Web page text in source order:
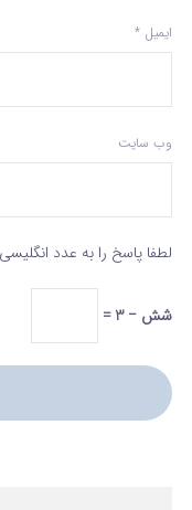
ایمیل *
وب‌ سایت
لطفا پاسخ را به عدد
شش − 3 =